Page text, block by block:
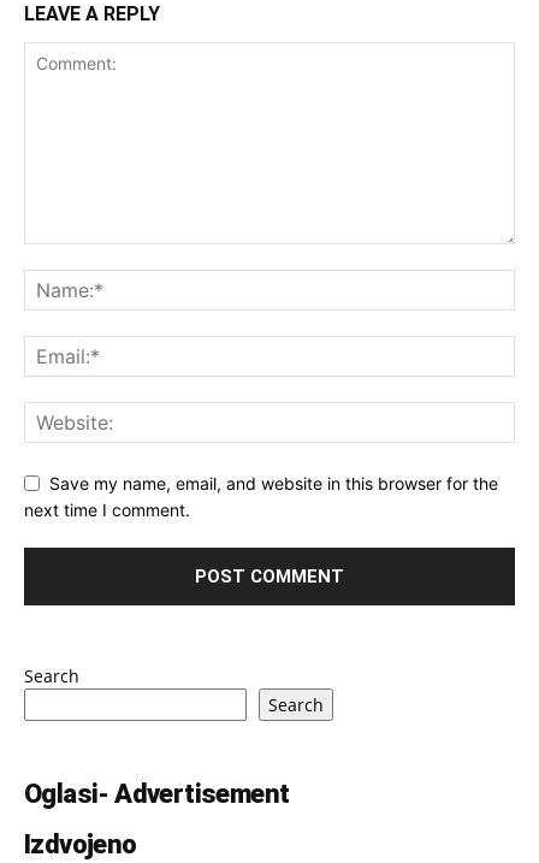
LEAVE A REPLY
Save my name, email, and website in this browser for the
next time I comment.
Search
Search
Oglasi- Advertisement
Izdvojeno